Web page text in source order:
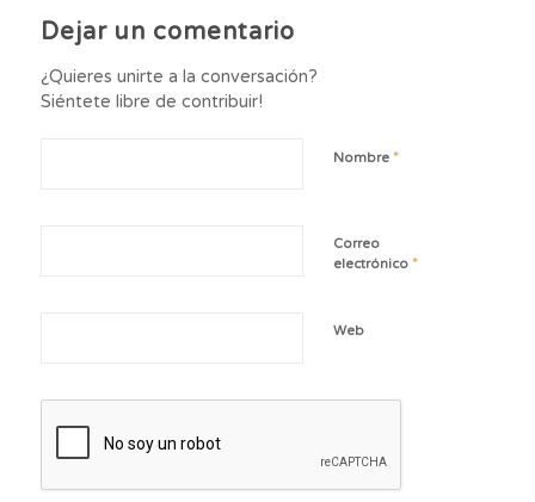
Dejar un comentario
¿Quieres unirte a la conversación?
Siéntete libre de contribuir!
Nombre *
Correo
electrónico *
Web